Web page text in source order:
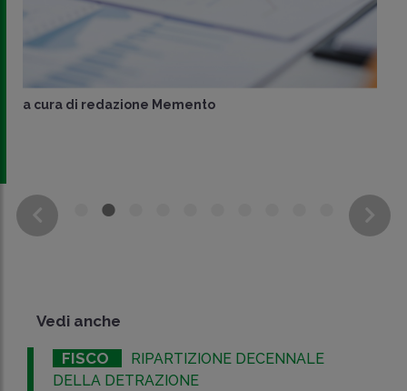
a cura di redazione Memento
Vedi anche
FISCO
RIPARTIZIONE DECENNALE
DELLA DETRAZIONE